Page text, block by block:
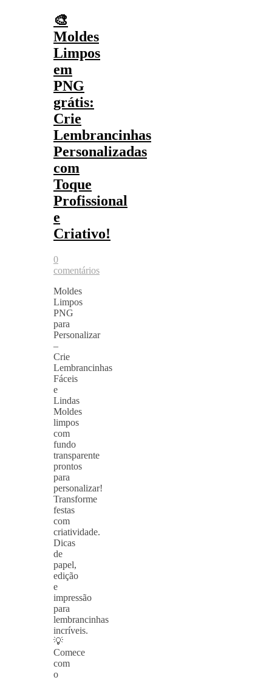
🎨
Moldes
Limpos
em
PNG
grátis:
Crie
Lembrancinhas
Personalizadas
com
Toque
Profissional
e
Criativo!
0
comentários
Moldes
Limpos
PNG
para
Personalizar
–
Crie
Lembrancinhas
Fáceis
e
Lindas
Moldes
limpos
com
fundo
transparente
prontos
para
personalizar!
Transforme
festas
com
criatividade.
Dicas
de
papel,
edição
e
impressão
para
lembrancinhas
incríveis.
💡
Comece
com
o